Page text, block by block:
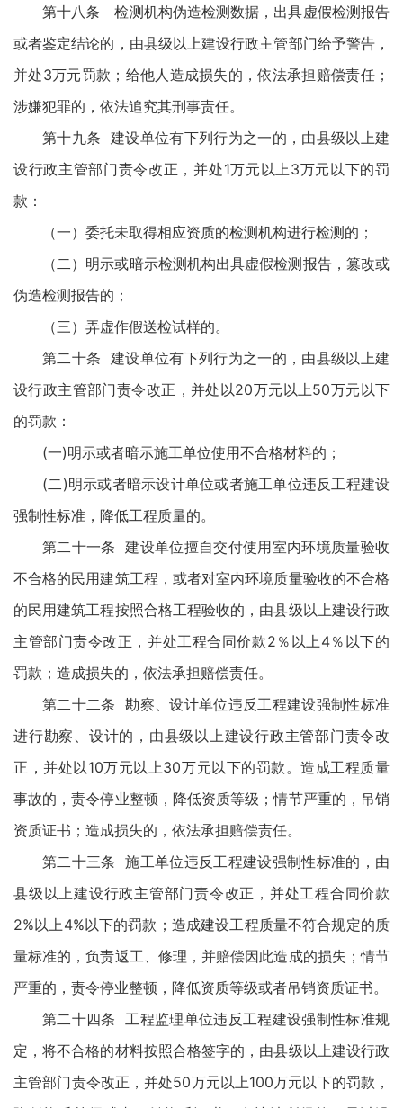
第十八条 检测机构伪造检测数据，出具虚假检测报告
或者鉴定结论的，由县级以上建设行政主管部门给予警告，
并处3万元罚款；给他人造成损失的，依法承担赔偿责任；
涉嫌犯罪的，依法追究其刑事责任。
第十九条 建设单位有下列行为之一的，由县级以上建
设行政主管部门责令改正，并处1万元以上3万元以下的罚
款：
（一）委托未取得相应资质的检测机构进行检测的；
（二）明示或暗示检测机构出具虚假检测报告，篡改或
伪造检测报告的；
（三）弄虚作假送检试样的。
第二十条 建设单位有下列行为之一的，由县级以上建
设行政主管部门责令改正，并处以20万元以上50万元以下
的罚款：
(一)明示或者暗示施工单位使用不合格材料的；
(二)明示或者暗示设计单位或者施工单位违反工程建设
强制性标准，降低工程质量的。
第二十一条 建设单位擅自交付使用室内环境质量验收
不合格的民用建筑工程，或者对室内环境质量验收的不合格
的民用建筑工程按照合格工程验收的，由县级以上建设行政
主管部门责令改正，并处工程合同价款2％以上4％以下的
罚款；造成损失的，依法承担赔偿责任。
第二十二条 勘察、设计单位违反工程建设强制性标准
进行勘察、设计的，由县级以上建设行政主管部门责令改
正，并处以10万元以上30万元以下的罚款。造成工程质量
事故的，责令停业整顿，降低资质等级；情节严重的，吊销
资质证书；造成损失的，依法承担赔偿责任。
第二十三条 施工单位违反工程建设强制性标准的，由
县级以上建设行政主管部门责令改正，并处工程合同价款
2%以上4%以下的罚款；造成建设工程质量不符合规定的质
量标准的，负责返工、修理，并赔偿因此造成的损失；情节
严重的，责令停业整顿，降低资质等级或者吊销资质证书。
第二十四条 工程监理单位违反工程建设强制性标准规
定，将不合格的材料按照合格签字的，由县级以上建设行政
主管部门责令改正，并处50万元以上100万元以下的罚款，